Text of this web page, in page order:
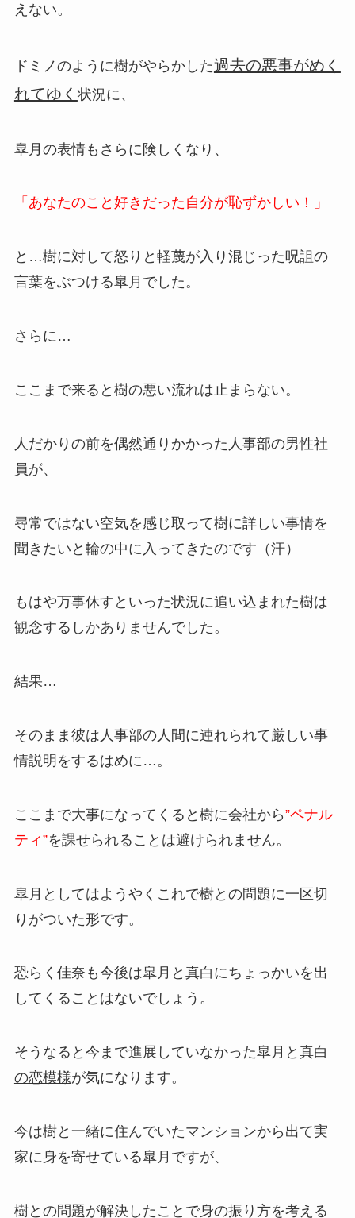
えない。
ドミノのように樹がやらかした過去の悪事がめく
れてゆく 状況に、
皐月の表情もさらに険しくなり、
「あなたのこと好きだった自分が恥ずかしい！」
と…樹に対して怒りと軽蔑が入り混じった呪詛の
言葉をぶつける皐月でした。
さらに…
ここまで来ると樹の悪い流れは止まらない。
人だかりの前を偶然通りかかった人事部の男性社
員が、
尋常ではない空気を感じ取って樹に詳しい事情を
聞きたいと輪の中に入ってきたのです（汗）
もはや万事休すといった状況に追い込まれた樹は
観念するしかありませんでした。
結果…
そのまま彼は人事部の人間に連れられて厳しい事
情説明をするはめに…。
ここまで大事になってくると樹に会社から”ペナル
ティ”を課せられることは避けられません。
皐月としてはようやくこれで樹との問題に一区切
りがついた形です。
恐らく佳奈も今後は皐月と真白にちょっかいを出
してくることはないでしょう。
そうなると今まで進展していなかった皐月と真白
の恋模様が気になります。
今は樹と一緒に住んでいたマンションから出て実
家に身を寄せている皐月ですが、
樹との問題が解決したことで身の振り方を考える